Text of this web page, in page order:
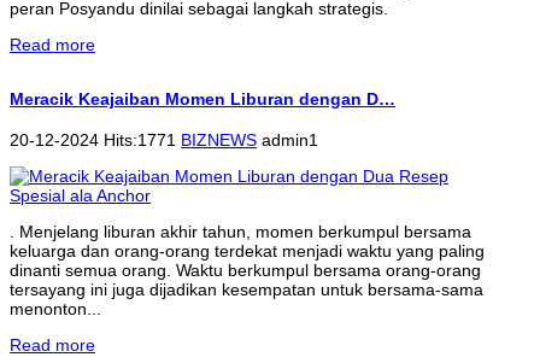
peran Posyandu dinilai sebagai langkah strategis.
Read more
Meracik Keajaiban Momen Liburan dengan D…
20-12-2024 Hits:1771 BIZNEWS admin1
. Menjelang liburan akhir tahun, momen berkumpul bersama
keluarga dan orang-orang terdekat menjadi waktu yang paling
dinanti semua orang. Waktu berkumpul bersama orang-orang
tersayang ini juga dijadikan kesempatan untuk bersama-sama
menonton...
Read more